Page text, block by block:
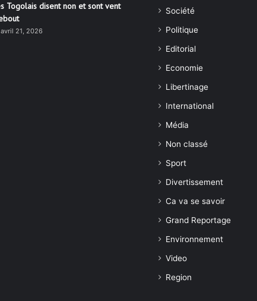
Togolais disent non et sont vent
avril 21, 2026
Société
Politique
Editorial
Economie
Libertinage
International
Média
Non classé
Sport
Divertissement
Ca va se savoir
Grand Reportage
Environnement
Video
Region